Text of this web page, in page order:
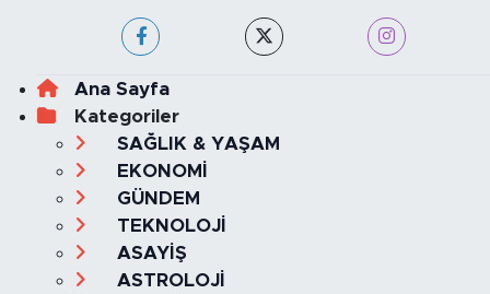
Ana Sayfa
Kategoriler
SAĞLIK & YAŞAM
EKONOMİ
GÜNDEM
TEKNOLOJİ
ASAYİŞ
ASTROLOJİ